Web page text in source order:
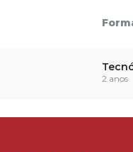
2 anos